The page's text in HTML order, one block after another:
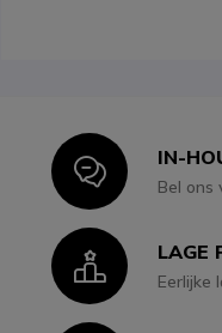
IconIN-
Bel ons
IconLAGE
Eerlijke